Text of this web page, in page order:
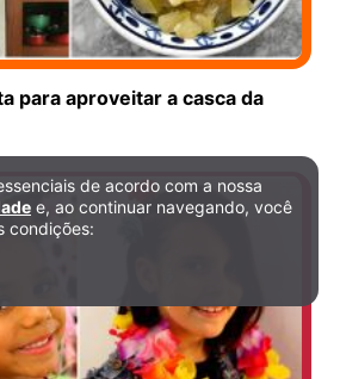
para aproveitar a casca da
e Cookiesde acordo com a nossa
e, ao continuar navegando, você
condições: